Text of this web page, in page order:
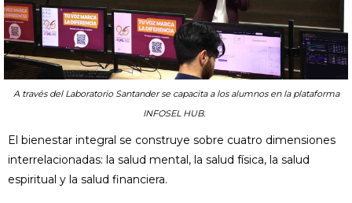
A través del Laboratorio Santander se capacita a los alumnos en la plataforma
INFOSEL HUB.
El bienestar integral se construye sobre cuatro dimensiones
interrelacionadas: la salud mental, la salud física, la salud
espiritual y la salud financiera.